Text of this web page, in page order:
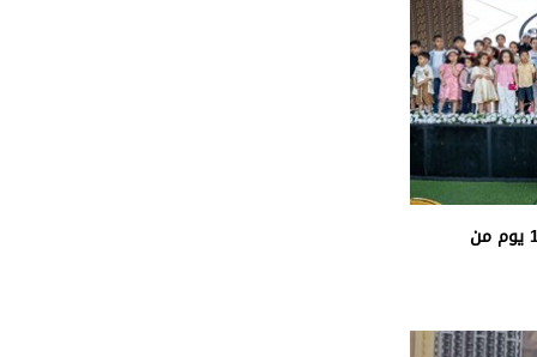
«الفارس الشهم 3» تُكمل 1000 يوم من